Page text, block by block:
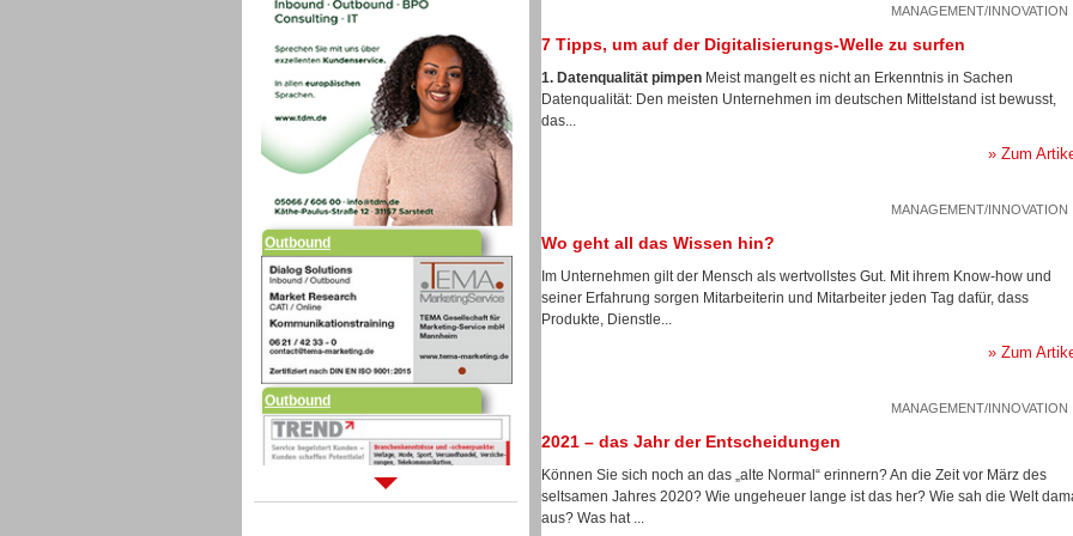
Outbound
Sprachdialogsysteme u. Ki/
MANAGEMENT/INNOVATION
7 Tipps, um auf der Digitalisierungs-Welle zu surfen
1. Datenqualität pimpen Meist mangelt es nicht an Erkenntnis in Sachen
Datenqualität: Den meisten Unternehmen im deutschen Mittelstand ist bewusst,
das...
» Zum
MANAGEMENT/INNOVATION
Wo geht all das Wissen hin?
Im Unternehmen gilt der Mensch als wertvollstes Gut. Mit ihrem Know-how und
seiner Erfahrung sorgen Mitarbeiterin und Mitarbeiter jeden Tag dafür, dass
Produkte, Dienstle...
» Zum
MANAGEMENT/INNOVATION
2021 – das Jahr der Entscheidungen
Können Sie sich noch an das „alte Normal“ erinnern? An die Zeit vor März des
seltsamen Jahres 2020? Wie ungeheuer lange ist das her? Wie sah die Welt
aus? Was hat ...